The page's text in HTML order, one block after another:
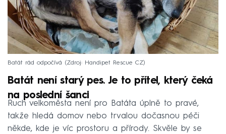
Batát rád odpočívá Zdroj: Handipet Rescue CZ
Batát není starý pes. Je to přítel, který čeká
na poslední šanci
Ruch velkoměsta není pro Batáta úplně to pravé,
takže hledá domov nebo trvalou dočasnou péči
někde, kde je víc prostoru a přírody. Skvěle by se